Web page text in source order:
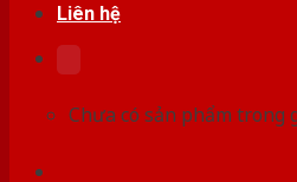
Liên hệ
Chưa có sản phẩm trong